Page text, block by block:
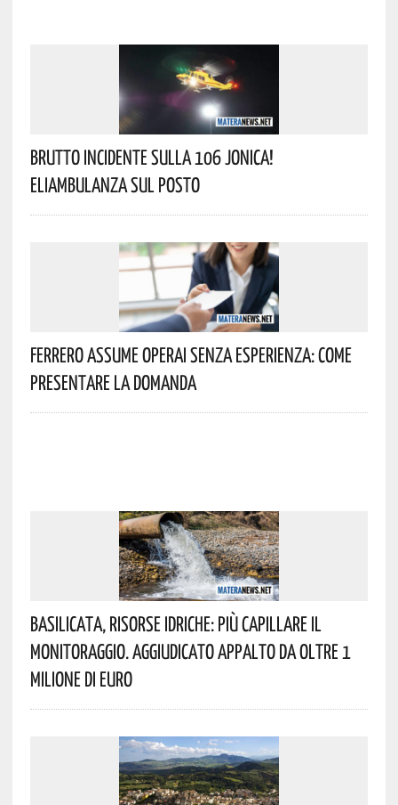
Brutto Incidente Sulla 106 Jonica!
Eliambulanza Sul Posto
Ferrero Assume Operai Senza Esperienza: Come
Presentare La Domanda
Basilicata, Risorse Idriche: Più Capillare Il
Monitoraggio. Aggiudicato Appalto Da Oltre 1
Milione Di Euro